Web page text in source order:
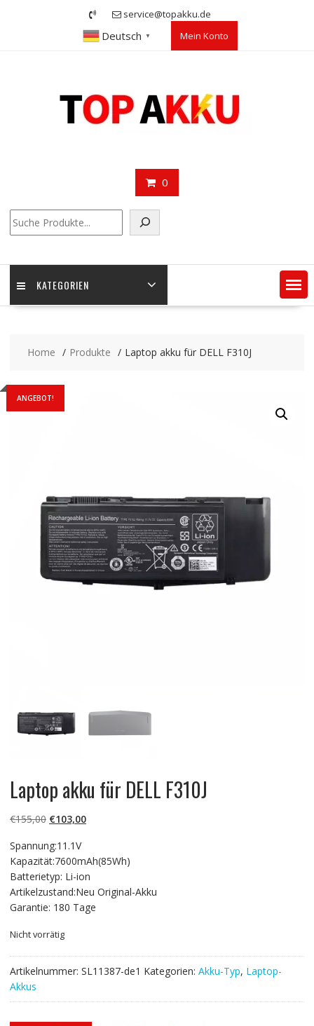
service@topakku.de
Deutsch ▼ Mein Konto
0
KATEGORIEN
Home Produkte Laptop akku für DELL F310J
ANGEBOT!
Laptop akku für DELL F310J
€155,00 Ursprünglicher
war:
€155,00
€103,00Aktueller
€103,00.
Spannung:11.1V
Kapazität:7600mAh(85Wh)
Batterietyp: Li-ion
Artikelzustand:Neu Original-Akku
Garantie: 180 Tage
Nicht vorrätig
Artikelnummer: SL11387-de1 Kategorien: Akku-Typ, Laptop-
Akkus